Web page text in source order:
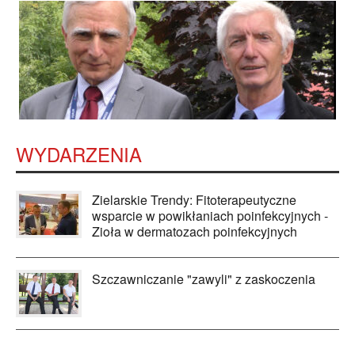
WYDARZENIA
Zielarskie Trendy: Fitoterapeutyczne
wsparcie w powikłaniach poinfekcyjnych -
Zioła w dermatozach poinfekcyjnych
Szczawniczanie "zawyli" z zaskoczenia